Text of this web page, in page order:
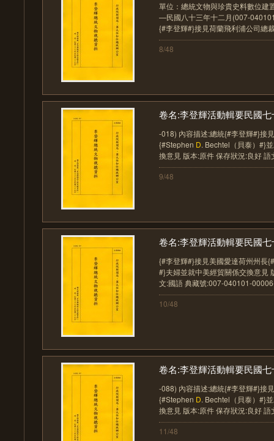
單位：總統文物與珍貴史料數位建
—民國八十三年十二月(007-
{#李登輝#}接見荷蘭飛利浦公司總
8/48
卷名:李登輝活動輯要民國七
-018) 內容描述:總統{#李登輝#}接
{#Stephen D. Bechtel（貝泰）#}
換意見 版本:原件 保存狀況:良好 語
9/48
卷名:李登輝活動輯要民國七
{#李登輝#}接見美國愛達荷州州長
#}夫婦並就中美經貿關係交換意見
文:國語 典藏號:007-040101-
10/48
卷名:李登輝活動輯要民國七
-088) 內容描述:總統{#李登輝#}接
{#Stephen D. Bechtel（貝泰）#}
換意見 版本:原件 保存狀況:良好 語
11/48